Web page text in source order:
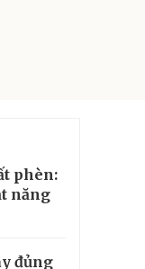
phèn:
năng
đủng